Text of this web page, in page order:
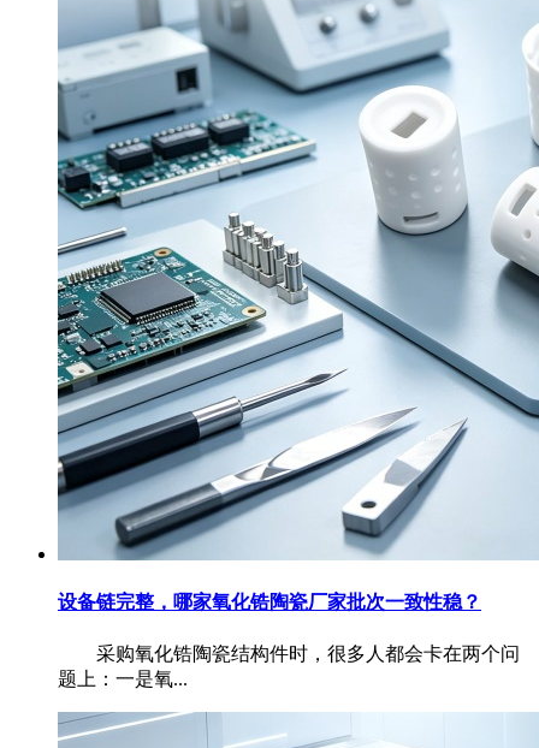
设备链完整，哪家氧化锆陶瓷厂家批次一致性稳？
采购氧化锆陶瓷结构件时，很多人都会卡在两个问
题上：一是氧...